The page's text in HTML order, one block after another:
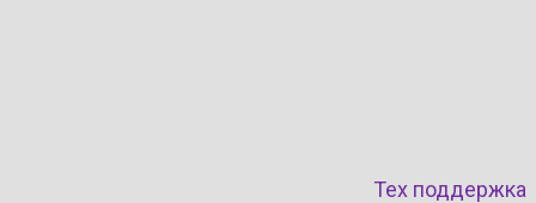
Тех поддержка